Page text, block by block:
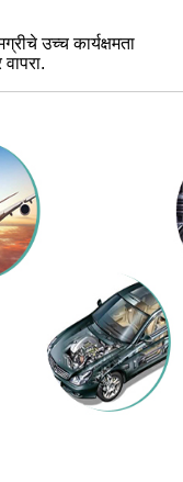
उच्च कार्यक्षमता